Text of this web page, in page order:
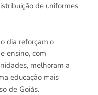
de uniformes
dia reforçam o
ensino, com
melhoram a
educação mais
de Goiás.